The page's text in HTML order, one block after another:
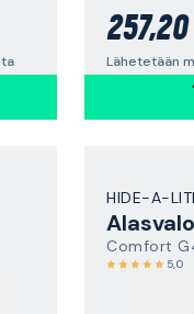
Lähetetään
HIDE-A-
Alasvalo
Comfort
5,0